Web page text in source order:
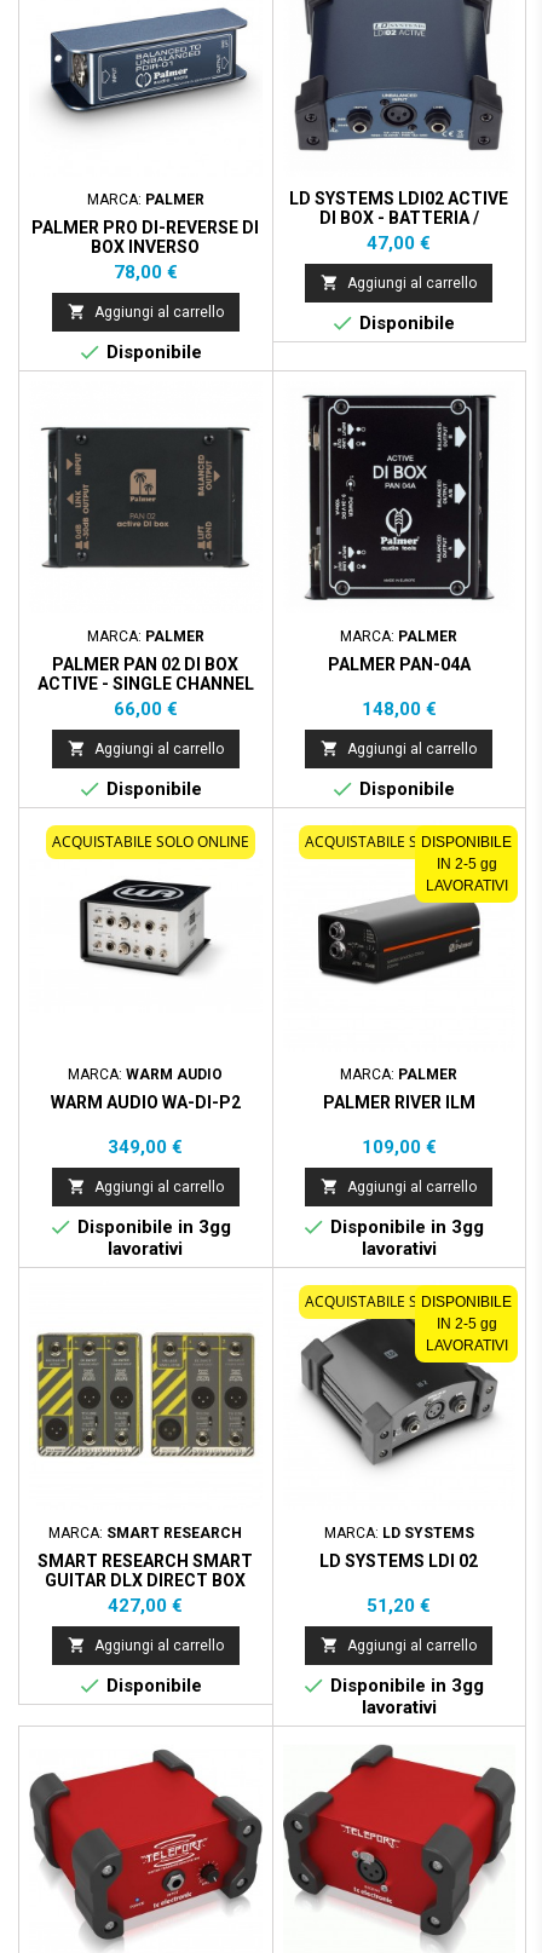
MARCA: PALMER
PALMER PRO DI-REVERSE DI
BOX INVERSO
Prezzo
78,00 €
 Aggiungi al carrello
 Disponibile
LD SYSTEMS LDI02 ACTIVE
DI BOX - BATTERIA /
PHANTOM POWER
Prezzo
47,00 €
 Aggiungi al carrello
 Disponibile
MARCA: PALMER
PALMER PAN 02 DI BOX
ACTIVE - SINGLE CHANNEL
Prezzo
66,00 €
 Aggiungi al carrello
 Disponibile
MARCA: PALMER
PALMER PAN-04A
Prezzo
148,00 €
 Aggiungi al carrello
 Disponibile
ACQUISTABILE SOLO ONLINE
MARCA:WARM AUDIO
WARM AUDIO WA-DI-P2
Prezzo
349,00 €
 Aggiungi al carrello
 Disponibile in 3gg
lavorativi
ACQUISTABILE SOLO ONLINE
DISPONIBILE
IN 2-5 gg
LAVORATIVI
MARCA: PALMER
PALMER RIVER ILM
Prezzo
109,00 €
 Aggiungi al carrello
 Disponibile in 3gg
lavorativi
MARCA: SMART RESEARCH
SMART RESEARCH SMART
GUITAR DLX DIRECT BOX
Prezzo
427,00 €
 Aggiungi al carrello
 Disponibile
ACQUISTABILE SOLO ONLINE
DISPONIBILE
IN 2-5 gg
LAVORATIVI
MARCA: LD SYSTEMS
LD SYSTEMS LDI 02
Prezzo
51,20 €
 Aggiungi al carrello
 Disponibile in 3gg
lavorativi